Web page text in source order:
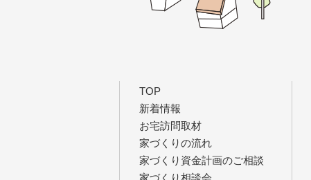
TOP
新着情報
お宅訪問取材
家づくりの流れ
家づくり資金計画のご相談
家づくり相談会